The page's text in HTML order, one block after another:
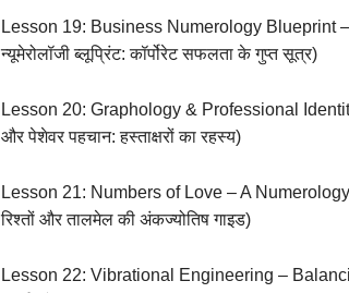
Lesson 19: Business Numerology Blueprint
न्यूमेरोलॉजी ब्लूप्रिंट: कॉर्पोरेट सफलता के गुप्त सूत्र)
Lesson 20: Graphology & Professional
और पेशेवर पहचान: हस्ताक्षरों का रहस्य)
Lesson 21: Numbers of Love – A
रिश्तों और तालमेल की अंकज्योतिष गाइड)
Lesson 22: Vibrational Engineering –